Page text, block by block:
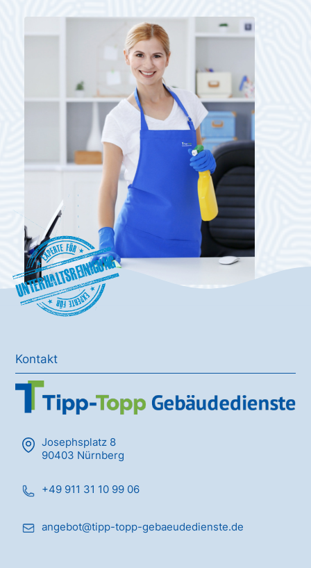
Unterhaltsreinigung
Kontakt
Josephsplatz 8
90403 Nürnberg
+49 911 31 10 99 06
angebot@tipp-topp-gebaeudedienste.de